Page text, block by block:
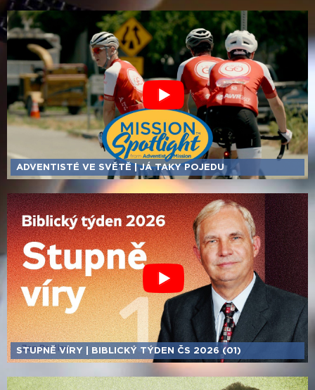
ADVENTISTÉ VE SVĚTĚ | JÁ TAKY POJEDU
STUPNĚ VÍRY | BIBLICKÝ TÝDEN ČS 2026 (01)